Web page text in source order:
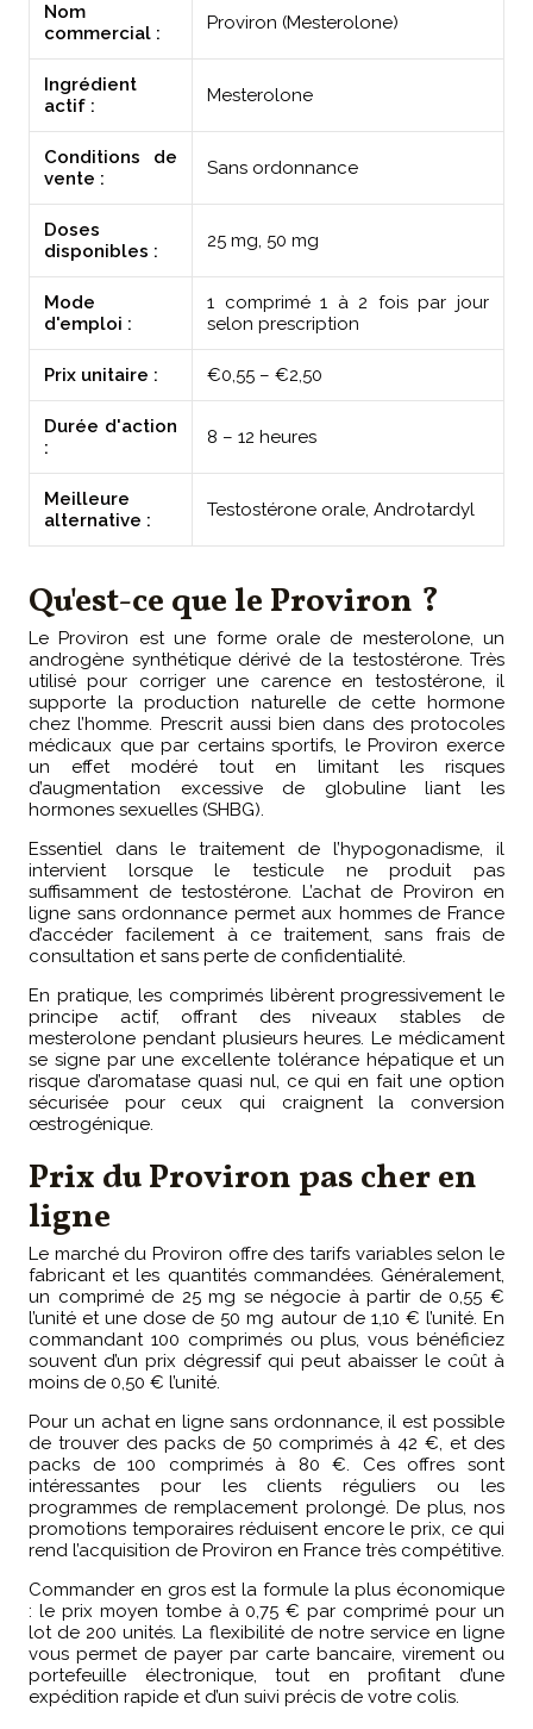
Nom
commercial :
Proviron (Mesterolone)
Ingrédient
actif :
Mesterolone
Conditions de
vente :
Sans ordonnance
Doses
disponibles :
25 mg, 50 mg
Mode
d'emploi :
1 comprimé 1 à 2 fois par jour
selon prescription
Prix unitaire : €0,55 – €2,50
Durée d'action
:
8 – 12 heures
Meilleure
alternative :
Testostérone orale, Androtardyl
Qu'est-ce que le Proviron ?
Le Proviron est une forme orale de mesterolone, un
androgène synthétique dérivé de la testostérone. Très
utilisé pour corriger une carence en testostérone, il
supporte la production naturelle de cette hormone
chez l’homme. Prescrit aussi bien dans des protocoles
médicaux que par certains sportifs, le Proviron exerce
un effet modéré tout en limitant les risques
d’augmentation excessive de globuline liant les
hormones sexuelles (SHBG).
Essentiel dans le traitement de l’hypogonadisme, il
intervient lorsque le testicule ne produit pas
suffisamment de testostérone. L’achat de Proviron en
ligne sans ordonnance permet aux hommes de France
d’accéder facilement à ce traitement, sans frais de
consultation et sans perte de confidentialité.
En pratique, les comprimés libèrent progressivement le
principe actif, offrant des niveaux stables de
mesterolone pendant plusieurs heures. Le médicament
se signe par une excellente tolérance hépatique et un
risque d’aromatase quasi nul, ce qui en fait une option
sécurisée pour ceux qui craignent la conversion
œstrogénique.
Prix du Proviron pas cher en
ligne
Le marché du Proviron offre des tarifs variables selon le
fabricant et les quantités commandées. Généralement,
un comprimé de 25 mg se négocie à partir de 0,55 €
l’unité et une dose de 50 mg autour de 1,10 € l’unité. En
commandant 100 comprimés ou plus, vous bénéficiez
souvent d’un prix dégressif qui peut abaisser le coût à
moins de 0,50 € l’unité.
Pour un achat en ligne sans ordonnance, il est possible
de trouver des packs de 50 comprimés à 42 €, et des
packs de 100 comprimés à 80 €. Ces offres sont
intéressantes pour les clients réguliers ou les
programmes de remplacement prolongé. De plus, nos
promotions temporaires réduisent encore le prix, ce qui
rend l’acquisition de Proviron en France très compétitive.
Commander en gros est la formule la plus économique
: le prix moyen tombe à 0,75 € par comprimé pour un
lot de 200 unités. La flexibilité de notre service en ligne
vous permet de payer par carte bancaire, virement ou
portefeuille électronique, tout en profitant d’une
expédition rapide et d’un suivi précis de votre colis.